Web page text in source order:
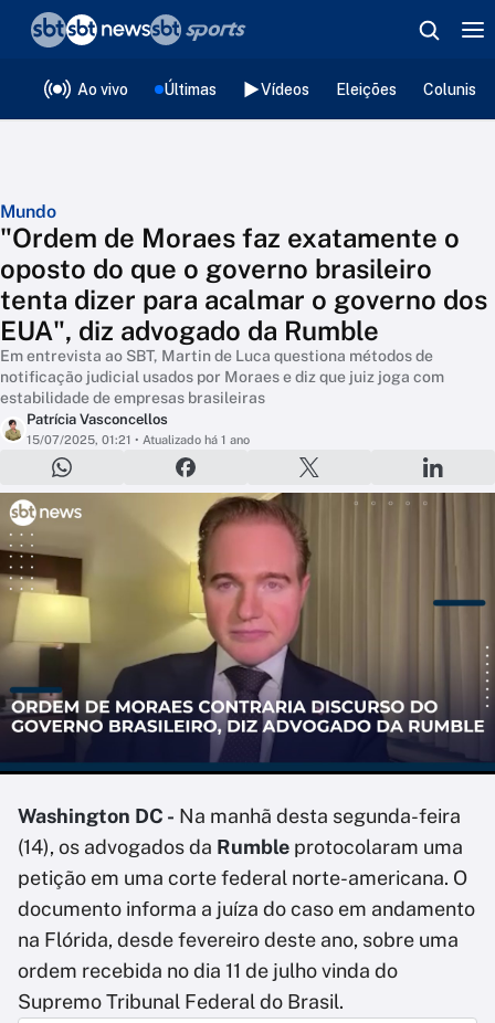
Ao vivo Últimas Vídeos Eleições
Mundo
"Ordem de Moraes faz exatamente o
oposto do que o governo brasileiro
tenta dizer para acalmar o governo dos
EUA", diz advogado da Rumble
Em entrevista ao SBT, Martin de Luca questiona métodos de
notificação judicial usados por Moraes e diz que juiz joga com
estabilidade de empresas brasileiras
Patrícia Vasconcellos
15/07/2025, 01:21 • Atualizado há 1 ano
Washington DC - Na manhã desta segunda-feira
(14), os advogados da Rumble protocolaram uma
petição em uma corte federal norte-americana. O
documento informa a juíza do caso em andamento
na Flórida, desde fevereiro deste ano, sobre uma
ordem recebida no dia 11 de julho vinda do
Supremo Tribunal Federal do Brasil.
❮voltar
Editorias